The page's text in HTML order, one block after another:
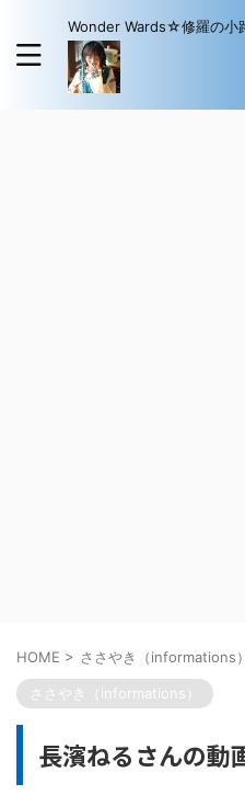
Wonder Wards☆修羅の小
HOME > ささやき（informations）
ささやき（informations）
長濱ねるさんの動